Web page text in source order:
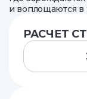
и воплощаются
РАСЧЕТ